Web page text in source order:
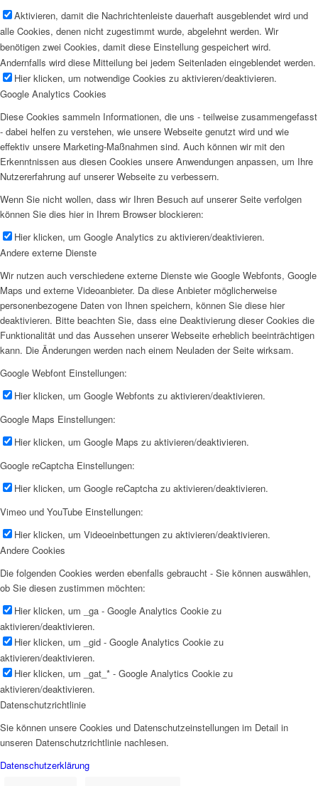
Aktivieren, damit die Nachrichtenleiste dauerhaft ausgeblendet wird und
alle Cookies, denen nicht zugestimmt wurde, abgelehnt werden. Wir
benötigen zwei Cookies, damit diese Einstellung gespeichert wird.
Andernfalls wird diese Mitteilung bei jedem Seitenladen eingeblendet werden.
Hier klicken, um notwendige Cookies zu aktivieren/deaktivieren.
Google Analytics Cookies
Diese Cookies sammeln Informationen, die uns - teilweise zusammengefasst
- dabei helfen zu verstehen, wie unsere Webseite genutzt wird und wie
effektiv unsere Marketing-Maßnahmen sind. Auch können wir mit den
Erkenntnissen aus diesen Cookies unsere Anwendungen anpassen, um Ihre
Nutzererfahrung auf unserer Webseite zu verbessern.
Wenn Sie nicht wollen, dass wir Ihren Besuch auf unserer Seite verfolgen
können Sie dies hier in Ihrem Browser blockieren:
Hier klicken, um Google Analytics zu aktivieren/deaktivieren.
Andere externe Dienste
Wir nutzen auch verschiedene externe Dienste wie Google Webfonts, Google
Maps und externe Videoanbieter. Da diese Anbieter möglicherweise
personenbezogene Daten von Ihnen speichern, können Sie diese hier
deaktivieren. Bitte beachten Sie, dass eine Deaktivierung dieser Cookies die
Funktionalität und das Aussehen unserer Webseite erheblich beeinträchtigen
kann. Die Änderungen werden nach einem Neuladen der Seite wirksam.
Google Webfont Einstellungen:
Hier klicken, um Google Webfonts zu aktivieren/deaktivieren.
Google Maps Einstellungen:
Hier klicken, um Google Maps zu aktivieren/deaktivieren.
Google reCaptcha Einstellungen:
Hier klicken, um Google reCaptcha zu aktivieren/deaktivieren.
Vimeo und YouTube Einstellungen:
Hier klicken, um Videoeinbettungen zu aktivieren/deaktivieren.
Andere Cookies
Die folgenden Cookies werden ebenfalls gebraucht - Sie können auswählen,
ob Sie diesen zustimmen möchten:
Hier klicken, um _ga - Google Analytics Cookie zu
aktivieren/deaktivieren.
Hier klicken, um _gid - Google Analytics Cookie zu
aktivieren/deaktivieren.
Hier klicken, um _gat_* - Google Analytics Cookie zu
aktivieren/deaktivieren.
Datenschutzrichtlinie
Sie können unsere Cookies und Datenschutzeinstellungen im Detail in
unseren Datenschutzrichtlinie nachlesen.
Datenschutzerklärung